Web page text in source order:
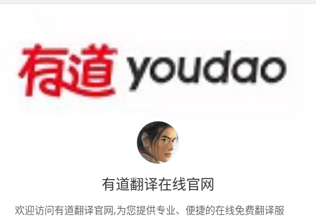
有道翻译在线官网
欢迎访问有道翻译官网,为您提供专业、便捷的在线免费翻译服